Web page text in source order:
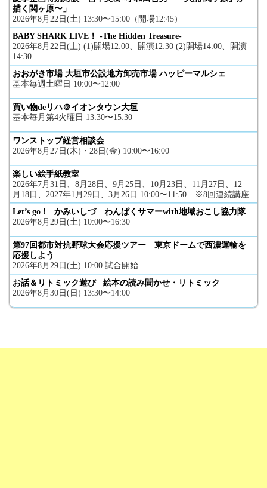
描く関ヶ原〜」
2026年8月22日(土) 13:30〜15:00（開場12:45）
BABY SHARK LIVE！ -The Hidden Treasure-
2026年8月22日(土) (1)開場12:00、開演12:30 (2)開場14:00、開演
14:30
おおがき市場 大垣市公設地方卸売市場 ハッピーマルシェ
基本毎週土曜日 10:00〜12:00
買い物deリハ＠イオンタウン大垣
基本毎月第4火曜日 13:30〜15:30
ワンストップ経営相談会
2026年8月27日(木)・28日(金) 10:00〜16:00
楽しい絵手紙教室
2026年7月31日、8月28日、9月25日、10月23日、11月27日、12
月18日、2027年1月29日、3月26日 10:00〜11:50 ※8回連続講座
Let’s go ! かみいしづ わんぱくサマーwith地域おこし協力隊
2026年8月29日(土) 10:00〜16:30
第97回都市対抗野球大会応援ツアー 東京ドームで西濃運輸を
応援しよう
2026年8月29日(土) 10:00 試合開始
お話＆リトミック遊び −絵本の読み聞かせ・リトミック−
2026年8月30日(日) 13:30〜14:00